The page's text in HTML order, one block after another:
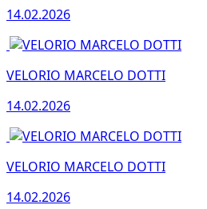
14.02.2026
VELORIO MARCELO DOTTI
14.02.2026
VELORIO MARCELO DOTTI
14.02.2026